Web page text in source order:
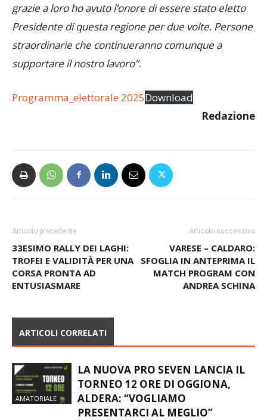
grazie a loro ho avuto l’onore di essere stato eletto
Presidente di questa regione per due volte. Persone
straordinarie che continueranno comunque a
supportare il nostro lavoro”.
Programma_elettorale 2025Download
Redazione
Articolo precedente
33ESIMO RALLY DEI LAGHI:
TROFEI E VALIDITÀ PER UNA
CORSA PRONTA AD
ENTUSIASMARE
Articolo successivo
VARESE – CALDARO:
SFOGLIA IN ANTEPRIMA IL
MATCH PROGRAM CON
ANDREA SCHINA
ARTICOLI CORRELATI
AMATORIALE
LA NUOVA PRO SEVEN LANCIA IL
TORNEO 12 ORE DI OGGIONA,
ALDERA: “VOGLIAMO
PRESENTARCI AL MEGLIO”